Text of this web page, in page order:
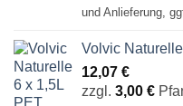
und Anlieferung,
Volvic
12,07 €
zzgl. 3,00 €